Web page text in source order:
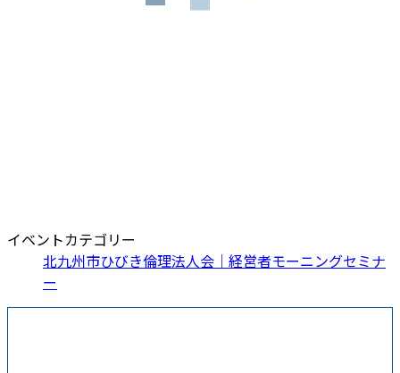
イベントカテゴリー
北九州市ひびき倫理法人会｜経営者モーニングセミナ
ー